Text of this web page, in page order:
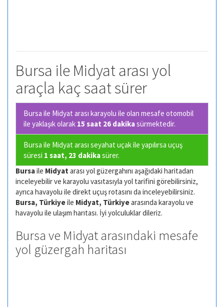
Bursa ile Midyat arası yol
araçla kaç saat sürer
Bursa ile Midyat arası karayolu ile olan mesafe otomobil
ile yaklaşık olarak 15 saat 26 dakikasürmektedir.
Bursa ile Midyat arası seyahat uçak ile yapılırsa uçuş
süresi 1 saat, 23 dakikasürer.
Bursaile Midyat arası yol güzergahını aşağıdaki haritadan
inceleyebilir ve karayolu vasıtasıyla yol tarifini görebilirsiniz,
ayrıca havayolu ile direkt uçuş rotasını da inceleyebilirsiniz.
Bursa, Türkiyeile Midyat, Türkiyearasında karayolu ve
havayolu ile ulaşım harıtası. İyi yolculuklar dileriz.
Bursa ve Midyat arasındaki mesafe
yol güzergah haritası